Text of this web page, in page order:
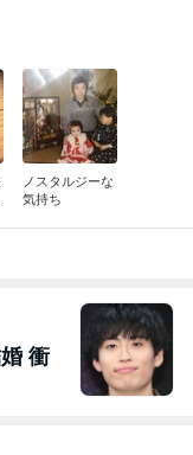
ノスタルジーな
気持ち
衝